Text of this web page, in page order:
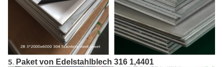
5. Paket von Edelstahlblech 316 1,4401